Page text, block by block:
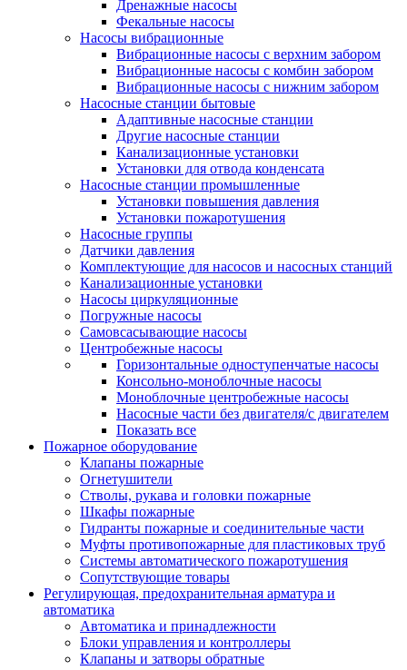
Дренажные насосы
Фекальные насосы
Насосы вибрационные
Вибрационные насосы с верхним забором
Вибрационные насосы с комбин забором
Вибрационные насосы с нижним забором
Насосные станции бытовые
Адаптивные насосные станции
Другие насосные станции
Канализационные установки
Установки для отвода конденсата
Насосные станции промышленные
Установки повышения давления
Установки пожаротушения
Насосные группы
Датчики давления
Комплектующие для насосов и насосных станций
Канализационные установки
Насосы циркуляционные
Погружные насосы
Самовсасывающие насосы
Центробежные насосы
Горизонтальные одноступенчатые насосы
Консольно-моноблочные насосы
Моноблочные центробежные насосы
Насосные части без двигателя/с двигателем
Показать все
Пожарное оборудование
Клапаны пожарные
Огнетушители
Стволы, рукава и головки пожарные
Шкафы пожарные
Гидранты пожарные и соединительные части
Муфты противопожарные для пластиковых труб
Системы автоматического пожаротушения
Сопутствующие товары
Регулирующая, предохранительная арматура и
автоматика
Автоматика и принадлежности
Блоки управления и контроллеры
Клапаны и затворы обратные